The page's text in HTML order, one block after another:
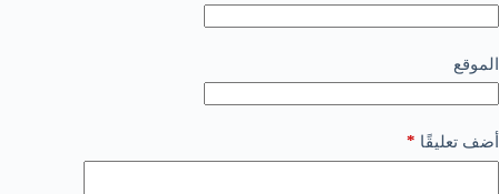
الموقع
أضف تعليقًا *